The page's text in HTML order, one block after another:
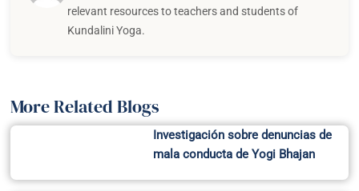
relevant resources to teachers and students of
Kundalini Yoga.
More Related Blogs
Investigación sobre denuncias de
mala conducta de Yogi Bhajan